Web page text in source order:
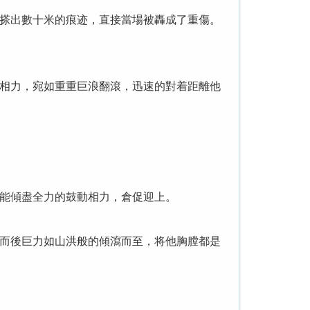
數十米的痕迹，直接當場被轟成了重傷。
，宛如重重巨浪翻滾，迅速的對着距離他
盡全力的鼓動相力，倉促迎上。
巨力如山洪般的傾瀉而至，将他胸膛都是